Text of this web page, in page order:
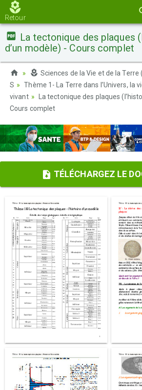
Retour
La tectonique des plaques
d’un modèle) - Cours complet
Sciences de la Vie et de la Terre
S
Thème 1- La Terre dans l’Univers, la
vivant
La tectonique des plaques
Cours complet
TÉLÉCHARGEZ LE